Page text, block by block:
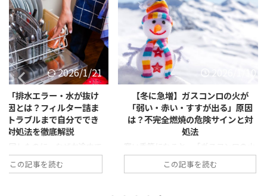
2026/1/21
水が抜け
ター詰ま
分ででき
説
終わっても
「排水エラ
2026/1/10
【冬に急増】ガスコンロの火が
「弱い・赤い・すすが出る」原因
は？不完全燃焼の危険サインと対
寒い季節になると、「ガスコンロの火
が弱い気がする」「炎が赤っぽくなっ
ている」「鍋の底が黒くすすで汚れ
レンジフ
る」原因
圧・気密
ているのに